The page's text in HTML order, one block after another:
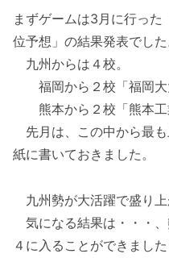
まずゲームは3月に行った
位予想」の結果発表でした
九州からは４校。
福岡から２校「福岡大
熊本から２校「熊本工
先月は、この中から最
紙に書いておきました。
九州勢が大活躍で盛り上
気になる結果は・・・
４に入ることができました